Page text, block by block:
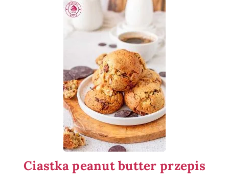
Ciastka peanut butter przepis